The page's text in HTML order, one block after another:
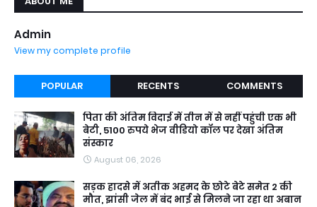
Admin
View my complete profile
POPULAR RECENTS COMMENTS
पिता की अंतिम विदाई में तीन में से नहीं पहुंची एक भी
बेटी, 5100 रुपये भेज वीडियो कॉल पर देखा अंतिम
संस्कार
August 06, 2026
सड़क हादसे में अतीक अहमद के छोटे बेटे समेत 2 की
मौत, झांसी जेल में बंद भाई से मिलने जा रहा था अबान